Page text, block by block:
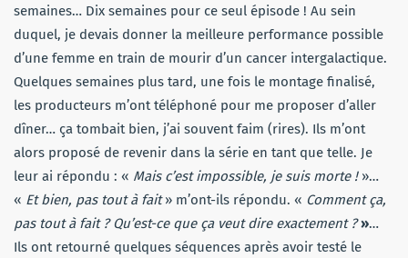
semaines… Dix semaines pour ce seul épisode ! Au sein
duquel, je devais donner la meilleure performance possible
d’une femme en train de mourir d’un cancer intergalactique.
Quelques semaines plus tard, une fois le montage finalisé,
les producteurs m’ont téléphoné pour me proposer d’aller
dîner… ça tombait bien, j’ai souvent faim (rires). Ils m’ont
alors proposé de revenir dans la série en tant que telle. Je
leur ai répondu : « Mais c’est impossible, je suis morte !»…
« Et bien, pas tout à fait» m’ont-ils répondu. « Comment ça,
pas tout à fait ? Qu’est-ce que ça veut dire exactement ?»…
Ils ont retourné quelques séquences après avoir testé le